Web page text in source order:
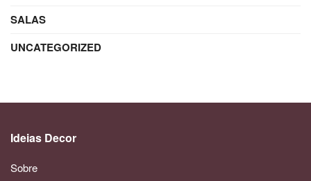
SALAS
UNCATEGORIZED
Ideias Decor
Sobre